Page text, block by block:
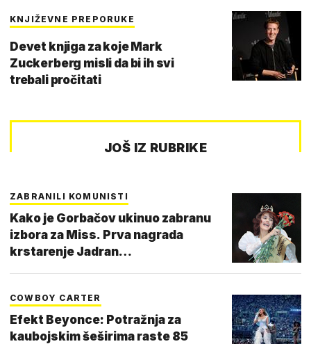
KNJIŽEVNE PREPORUKE
Devet knjiga za koje Mark
Zuckerberg misli da bi ih svi
trebali pročitati
JOŠ IZ RUBRIKE
ZABRANILI KOMUNISTI
Kako je Gorbačov ukinuo zabranu
izbora za Miss. Prva nagrada
krstarenje Jadran…
COWBOY CARTER
Efekt Beyonce: Potražnja za
kaubojskim šeširima raste 85